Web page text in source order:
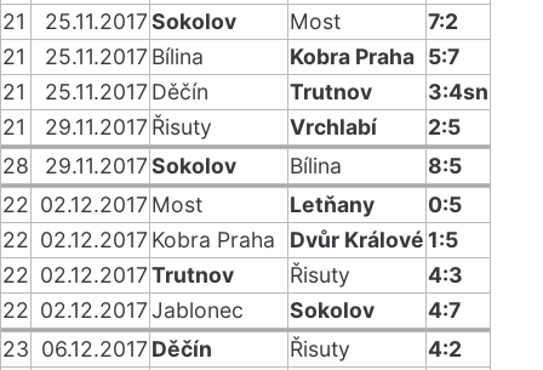
21
25.11.2017Sokolov Most
7:2
21
25.11.2017 Bílina Kobra Praha 5:7
21
25.11.2017 Děčín Trutnov
3:4sn
21
29.11.2017 Řisuty Vrchlabí
2:5
28
29.11.2017Sokolov Bílina
8:5
22 02.12.2017 Most Letňany
0:5
22 02.12.2017 Kobra Praha Dvůr Králové 1:5
22 02.12.2017Trutnov Řisuty
4:3
22 02.12.2017Jablonec Sokolov
4:7
23 06.12.2017 Děčín Řisuty
4:2